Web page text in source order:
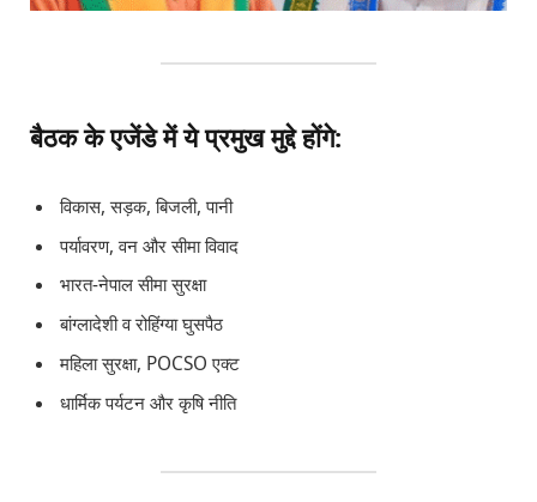
बैठक के एजेंडे में ये प्रमुख मुद्दे होंगे:
विकास, सड़क, बिजली, पानी
पर्यावरण, वन और सीमा विवाद
भारत-नेपाल सीमा सुरक्षा
बांग्लादेशी व रोहिंग्या घुसपैठ
महिला सुरक्षा, POCSO एक्ट
धार्मिक पर्यटन और कृषि नीति